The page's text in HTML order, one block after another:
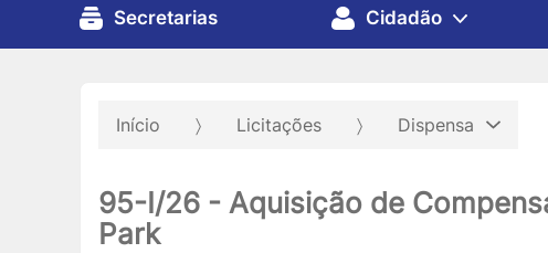
Secretarias Cidadão
Início Licitações Dispensa
95-I/26 - Aquisição de
Park